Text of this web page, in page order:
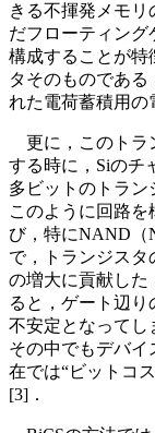
きる不揮発メモ
だフローティング
構成することが特
タそのものである
れた電荷蓄積用の
更に，このトラ
する時に，Siのチ
多ビットのトラン
このように回路
び，特にNAND（
で，トランジス
の増大に貢献した
ると，ゲート辺
不安定となってし
その中でもデバイ
在では“ビットコ
[3]．